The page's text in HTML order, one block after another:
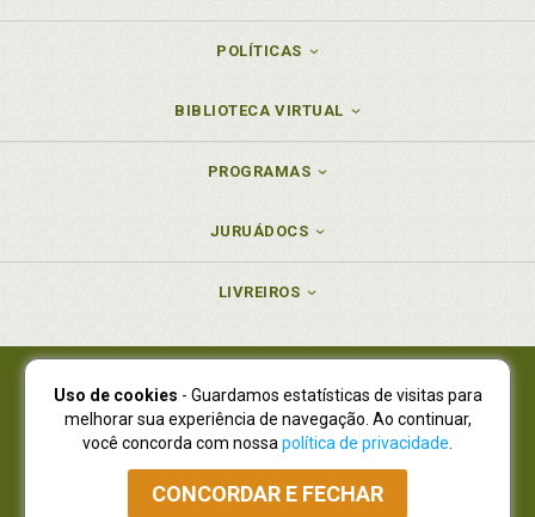
POLÍTICAS
BIBLIOTECA VIRTUAL
PROGRAMAS
JURUÁDOCS
LIVREIROS
Juruá Editora Ltda., CNPJ 77.535.508/0001-19
Juruá Informática Ltda., CNPJ 01.701.561/0001-80
NOVO ENDEREÇO:R. Flávio Dallegrave, 7665, São Lourenço |
Curitiba - Paraná - CEP 82210-310
Atendimento: (41) 4009-3900|Vendas Atacado: (41) 4009-3939
Uso de cookies - Guardamos estatísticas de visitas para
melhorar sua experiência de navegação. Ao continuar,
você concorda com nossa política de privacidade
CONCORDAR E FECHAR